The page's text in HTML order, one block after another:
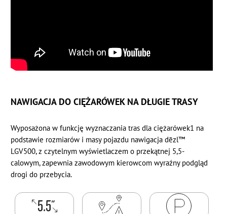
NAWIGACJA DO CIĘŻARÓWEK NA DŁUGIE TRASY
Wyposażona w funkcję wyznaczania tras dla ciężarówek1 na
podstawie rozmiarów i masy pojazdu nawigacja dēzl™
LGV500, z czytelnym wyświetlaczem o przekątnej 5,5-
calowym, zapewnia zawodowym kierowcom wyraźny podgląd
drogi do przebycia.